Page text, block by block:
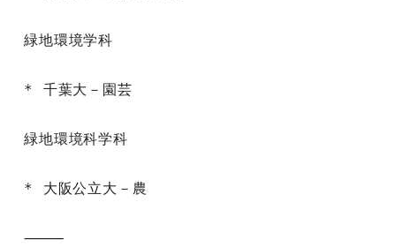
緑地環境学科
* 千葉大－園芸
緑地環境科学科
* 大阪公立大－農
⸻